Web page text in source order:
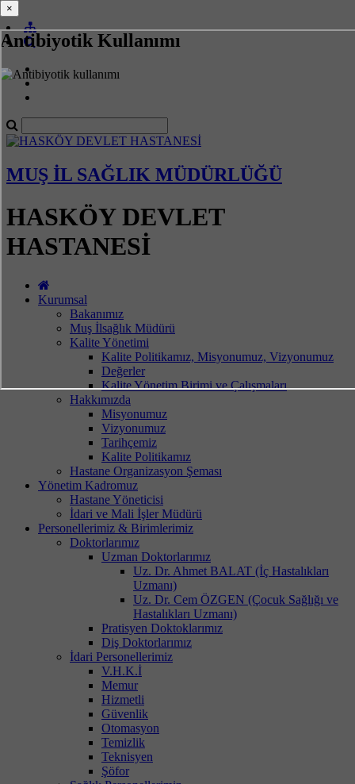
Antibiyotik Kullanımı
MUŞ İL SAĞLIK MÜDÜRLÜĞÜ
HASKÖY DEVLET
HASTANESİ
Kurumsal
Bakanımız
Muş İlsağlık Müdürü
Kalite Yönetimi
Kalite Politikamız, Misyonumuz, Vizyonumuz
Değerler
Kalite Yönetim Birimi ve Çalışmaları
Hakkımızda
Misyonumuz
Vizyonumuz
Tarihçemiz
Kalite Politikamız
Hastane Organizasyon Şeması
Yönetim Kadromuz
Hastane Yöneticisi
İdari ve Mali İşler Müdürü
Personellerimiz & Birimlerimiz
Doktorlarımız
Uzman Doktorlarımız
Uz. Dr. Ahmet BALAT (İç Hastalıkları
Uzmanı)
Uz. Dr. Cem ÖZGEN (Çocuk Sağlığı ve
Hastalıkları Uzmanı)
Pratisyen Doktoklarımız
Diş Doktorlarımız
İdari Personellerimiz
V.H.K.İ
Memur
Hizmetli
Güvenlik
Otomasyon
Temizlik
Teknisyen
Şöfor
×